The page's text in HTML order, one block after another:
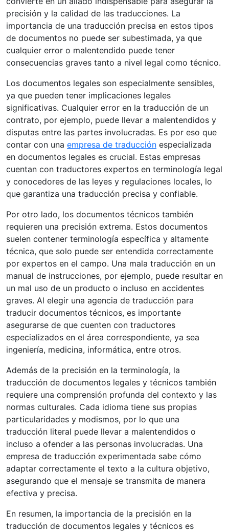
precisión y la calidad de las traducciones. La
importancia de una traducción precisa en estos tipos
de documentos no puede ser subestimada, ya que
cualquier error o malentendido puede tener
consecuencias graves tanto a nivel legal como técnico.
Los documentos legales son especialmente sensibles,
ya que pueden tener implicaciones legales
significativas. Cualquier error en la traducción de un
contrato, por ejemplo, puede llevar a malentendidos y
disputas entre las partes involucradas. Es por eso que
contar con una empresa de traducción especializada
en documentos legales es crucial. Estas empresas
cuentan con traductores expertos en terminología legal
y conocedores de las leyes y regulaciones locales, lo
que garantiza una traducción precisa y confiable.
Por otro lado, los documentos técnicos también
requieren una precisión extrema. Estos documentos
suelen contener terminología específica y altamente
técnica, que solo puede ser entendida correctamente
por expertos en el campo. Una mala traducción en un
manual de instrucciones, por ejemplo, puede resultar en
un mal uso de un producto o incluso en accidentes
graves. Al elegir una agencia de traducción para
traducir documentos técnicos, es importante
asegurarse de que cuenten con traductores
especializados en el área correspondiente, ya sea
ingeniería, medicina, informática, entre otros.
Además de la precisión en la terminología, la
traducción de documentos legales y técnicos también
requiere una comprensión profunda del contexto y las
normas culturales. Cada idioma tiene sus propias
particularidades y modismos, por lo que una
traducción literal puede llevar a malentendidos o
incluso a ofender a las personas involucradas. Una
empresa de traducción experimentada sabe cómo
adaptar correctamente el texto a la cultura objetivo,
asegurando que el mensaje se transmita de manera
efectiva y precisa.
En resumen, la importancia de la precisión en la
traducción de documentos legales y técnicos es